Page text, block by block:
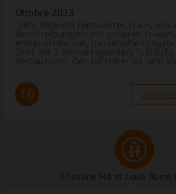
Ottobre 2023
“Sehr liebevoll renoviertes Haus, das
Beschreibungen und unseren
entsprochen hat, traumhafte
Dorf mit 2 hervorragenden, fußläufig
Restaurants. Der Betreiber ist sehr
10 Vedi
Christine Hill et Louis Rome